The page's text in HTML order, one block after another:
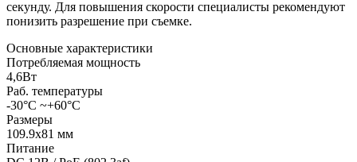
секунду. Для повышения скорости специалисты рекомендуют
понизить разрешение при съемке.
Основные характеристики
Потребляемая мощность
4,6Вт
Раб. температуры
-30°C ~+60°C
Размеры
109.9х81 мм
Питание